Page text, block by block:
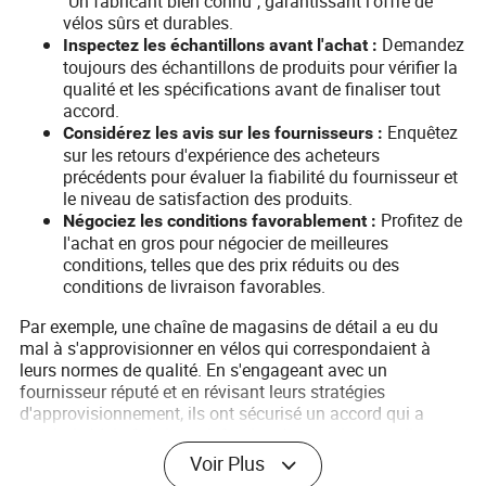
vélos sûrs et durables.
Inspectez les échantillons avant l'achat : Demandez
toujours des échantillons de produits pour vérifier la
qualité et les spécifications avant de finaliser tout
accord.
Considérez les avis sur les fournisseurs : Enquêtez
sur les retours d'expérience des acheteurs
précédents pour évaluer la fiabilité du fournisseur et
le niveau de satisfaction des produits.
Négociez les conditions favorablement : Profitez de
l'achat en gros pour négocier de meilleures
conditions, telles que des prix réduits ou des
conditions de livraison favorables.
Par exemple, une chaîne de magasins de détail a eu du
mal à s'approvisionner en vélos qui correspondaient à
leurs normes de qualité. En s'engageant avec un
fournisseur réputé et en révisant leurs stratégies
d'approvisionnement, ils ont sécurisé un accord qui a
Voir Plus